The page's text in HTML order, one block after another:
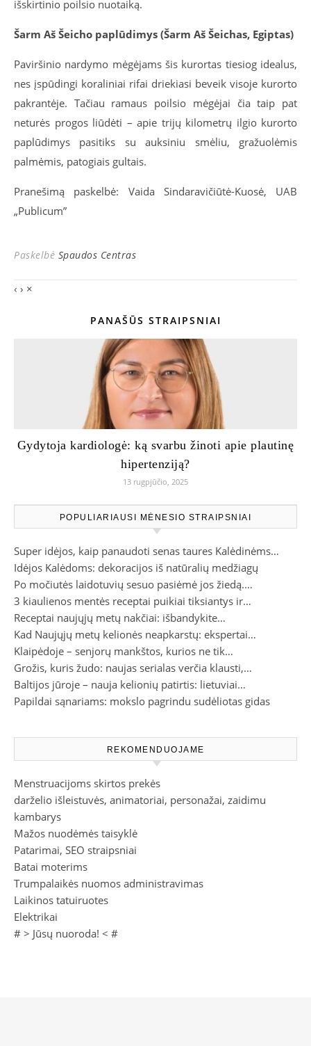
išskirtinio poilsio nuotaiką.
Šarm Aš Šeicho paplūdimys (Šarm Aš Šeichas, Egiptas)
Paviršinio nardymo mėgėjams šis kurortas tiesiog idealus,
nes įspūdingi koraliniai rifai driekiasi beveik visoje kurorto
pakrantėje. Tačiau ramaus poilsio mėgėjai čia taip pat
neturės progos liūdėti – apie trijų kilometrų ilgio kurorto
paplūdimys pasitiks su auksiniu smėliu, gražuolėmis
palmėmis, patogiais gultais.
Pranešimą paskelbė: Vaida Sindaravičiūtė-Kuosė, UAB
„Publicum”
Paskelbė Spaudos Centras
‹ › ×
PANAŠŪS STRAIPSNIAI
Gydytoja kardiologė: ką svarbu žinoti apie plautinę
hipertenziją?
13 rugpjūčio, 2025
POPULIARIAUSI MĖNESIO STRAIPSNIAI
Super idėjos, kaip panaudoti senas taures Kalėdinėms…
Idėjos Kalėdoms: dekoracijos iš natūralių medžiagų
Po močiutės laidotuvių sesuo pasiėmė jos žiedą.…
3 kiaulienos mentės receptai puikiai tiksiantys ir…
Receptai naujųjų metų nakčiai: išbandykite…
Kad Naujųjų metų kelionės neapkarstų: ekspertai…
Klaipėdoje – senjorų mankštos, kurios ne tik…
Grožis, kuris žudo: naujas serialas verčia klausti,…
Baltijos jūroje – nauja kelionių patirtis: lietuviai…
Papildai sąnariams: mokslo pagrindu sudėliotas gidas
REKOMENDUOJAME
Menstruacijoms skirtos prekės
darželio išleistuvės, animatoriai, personažai, zaidimu
kambarys
Mažos nuodėmės taisyklė
Patarimai, SEO straipsniai
Batai moterims
Trumpalaikės nuomos administravimas
Laikinos tatuiruotes
Elektrikai
# > Jūsų nuoroda! < #